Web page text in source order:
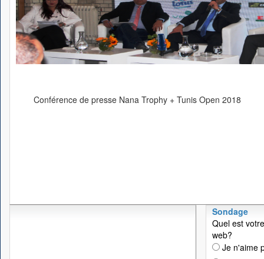
Conférence de presse Nana Trophy + Tunis Open 2018
Sondage
Quel est
web?
Je n'aime